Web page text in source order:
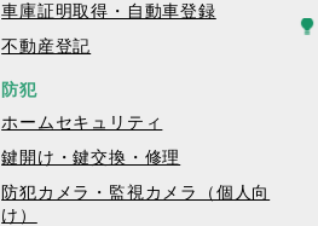
車庫証明取得・自動車登録
不動産登記
防犯
ホームセキュリティ
鍵開け・鍵交換・修理
防犯カメラ・監視カメラ（個人向
け）